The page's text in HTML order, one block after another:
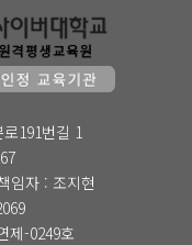
191번길 1
임자 : 조지현
제-0249호